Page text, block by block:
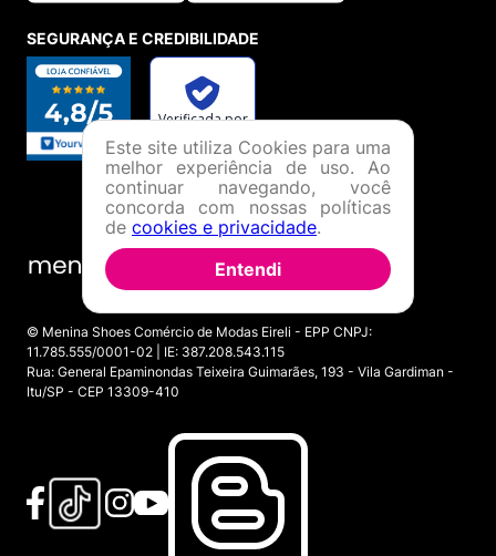
SEGURANÇA E CREDIBILIDADE
© Menina Shoes Comércio de Modas Eireli - EPP CNPJ:
11.785.555/0001-02 | IE: 387.208.543.115
Rua: General Epaminondas Teixeira Guimarães, 193 - Vila Gardiman -
Itu/SP - CEP 13309-410
Este site utiliza Cookies para uma
melhor experiência de uso. Ao
continuar navegando, você
concorda com nossas políticas
de cookies e privacidade.
Entendi